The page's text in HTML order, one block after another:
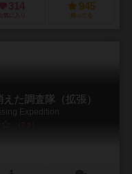
314
お気に入り
945
持ってる
た調査隊（拡張）
Expedition
7.5